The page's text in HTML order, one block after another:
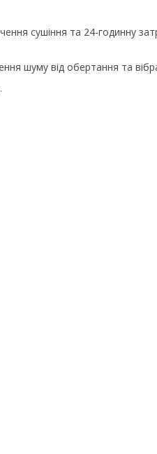
сушіння та 24-годинну
шуму від обертання та